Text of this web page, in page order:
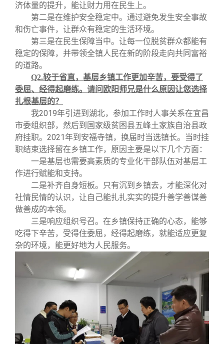
济体量的提升，能让财力用在民生上。
第二是在维护安全稳定中。通过避免发生安全事故
和伤亡事件，让群众有稳定的生活环境。
第三是在民生保障当中。让每一位脱贫群众都能有
稳定的保障，并带领全镇人民在新的阶段走向共同富裕
的道路。
Q2.较于省直，基层乡镇工作更加辛苦，要受得了
委屈、经得起磨练。请问欧阳师兄是什么原因让您选择
扎根基层的？
我2019年引进到湖北，参加工作时人事关系在宜昌
市委组织部，然后到国家级贫困县五峰土家族自治县政
府挂职。 2021年到安福寺镇，换届时当选镇长。当时挂
职结束选择留在乡镇工作，原因主要是以下几个方面：
一是基层也需要高素质的专业化干部队伍对基层工
作进行赋能和支持。
二是补齐自身短板。只有沉到乡镇去，才能深化对
社情民情的认识，让自己能扎扎实实的提升善学善谋善
做善成的本领。
三是响应组织号召。在乡镇保持正确的心态，能够
吃得下辛苦，受得住委屈，经得起磨练，就能适应更复
杂的环境，能更好地为人民服务。